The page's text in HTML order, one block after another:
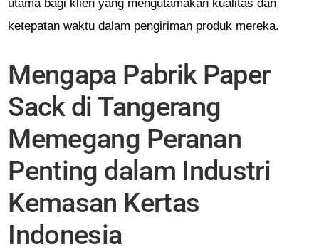
utama bagi klien yang mengutamakan kualitas dan
ketepatan waktu dalam pengiriman produk mereka.
Mengapa Pabrik Paper
Sack di Tangerang
Memegang Peranan
Penting dalam Industri
Kemasan Kertas
Indonesia